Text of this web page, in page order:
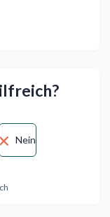
Nein